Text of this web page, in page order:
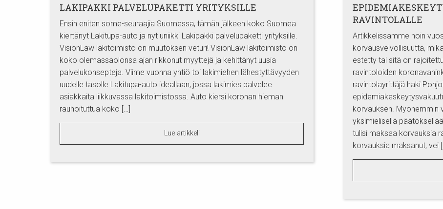
LAKIPAKKI PALVELUPAKETTI YRITYKSILLE
Ensin eniten some-seuraajia Suomessa, tämän jälkeen koko Suomea
kiertänyt Lakitupa-auto ja nyt uniikki Lakipakki palvelupaketti yrityksille.
VisionLaw lakitoimisto on muutoksen veturi! VisionLaw lakitoimisto on
koko olemassaolonsa ajan rikkonut myyttejä ja kehittänyt uusia
palvelukonsepteja. Viime vuonna yhtiö toi lakimiehen lähestyttävyyden
uudelle tasolle Lakitupa-auto ideallaan, jossa lakimies palvelee
asiakkaita liikkuvassa lakitoimistossa. Auto kiersi koronan hieman
rauhoituttua koko […]
Lue artikkeli
RAVINTOLALLE
Artikkelissamme noin
korvausvelvollisuutta,
estetty tai sitä on
ravintoloiden
ravintolayrittäjä haki
korvauksen. Myöhemmin
yksimielisellä
tulisi maksaa korvauksia
korvauksia maksanut, vei